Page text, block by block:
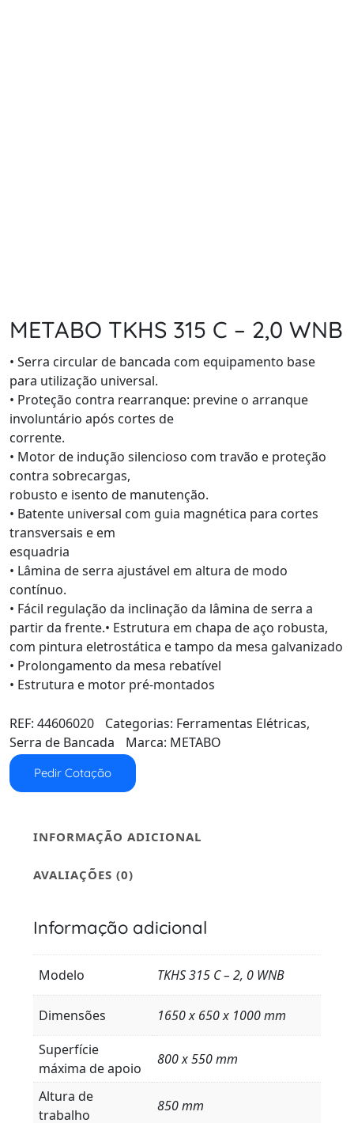
METABO TKHS 315 C – 2,0 WNB
• Serra circular de bancada com equipamento base
para utilização universal.
• Proteção contra rearranque: previne o arranque
involuntário após cortes de
corrente.
• Motor de indução silencioso com travão e proteção
contra sobrecargas,
robusto e isento de manutenção.
• Batente universal com guia magnética para cortes
transversais e em
esquadria
• Lâmina de serra ajustável em altura de modo
contínuo.
• Fácil regulação da inclinação da lâmina de serra a
partir da frente.• Estrutura em chapa de aço robusta,
com pintura eletrostática e tampo da mesa galvanizado
• Prolongamento da mesa rebatível
• Estrutura e motor pré-montados
REF: 44606020 Categorias: Ferramentas Elétricas,
Serra de Bancada
Marca: METABO
Pedir Cotação
INFORMAÇÃO ADICIONAL
AVALIAÇÕES (0)
Informação adicional
Modelo TKHS 315 C – 2, 0 WNB
Dimensões
1650 x 650 x 1000 mm
Superfície
máxima de apoio
800 x 550 mm
Altura de
trabalho
850 mm